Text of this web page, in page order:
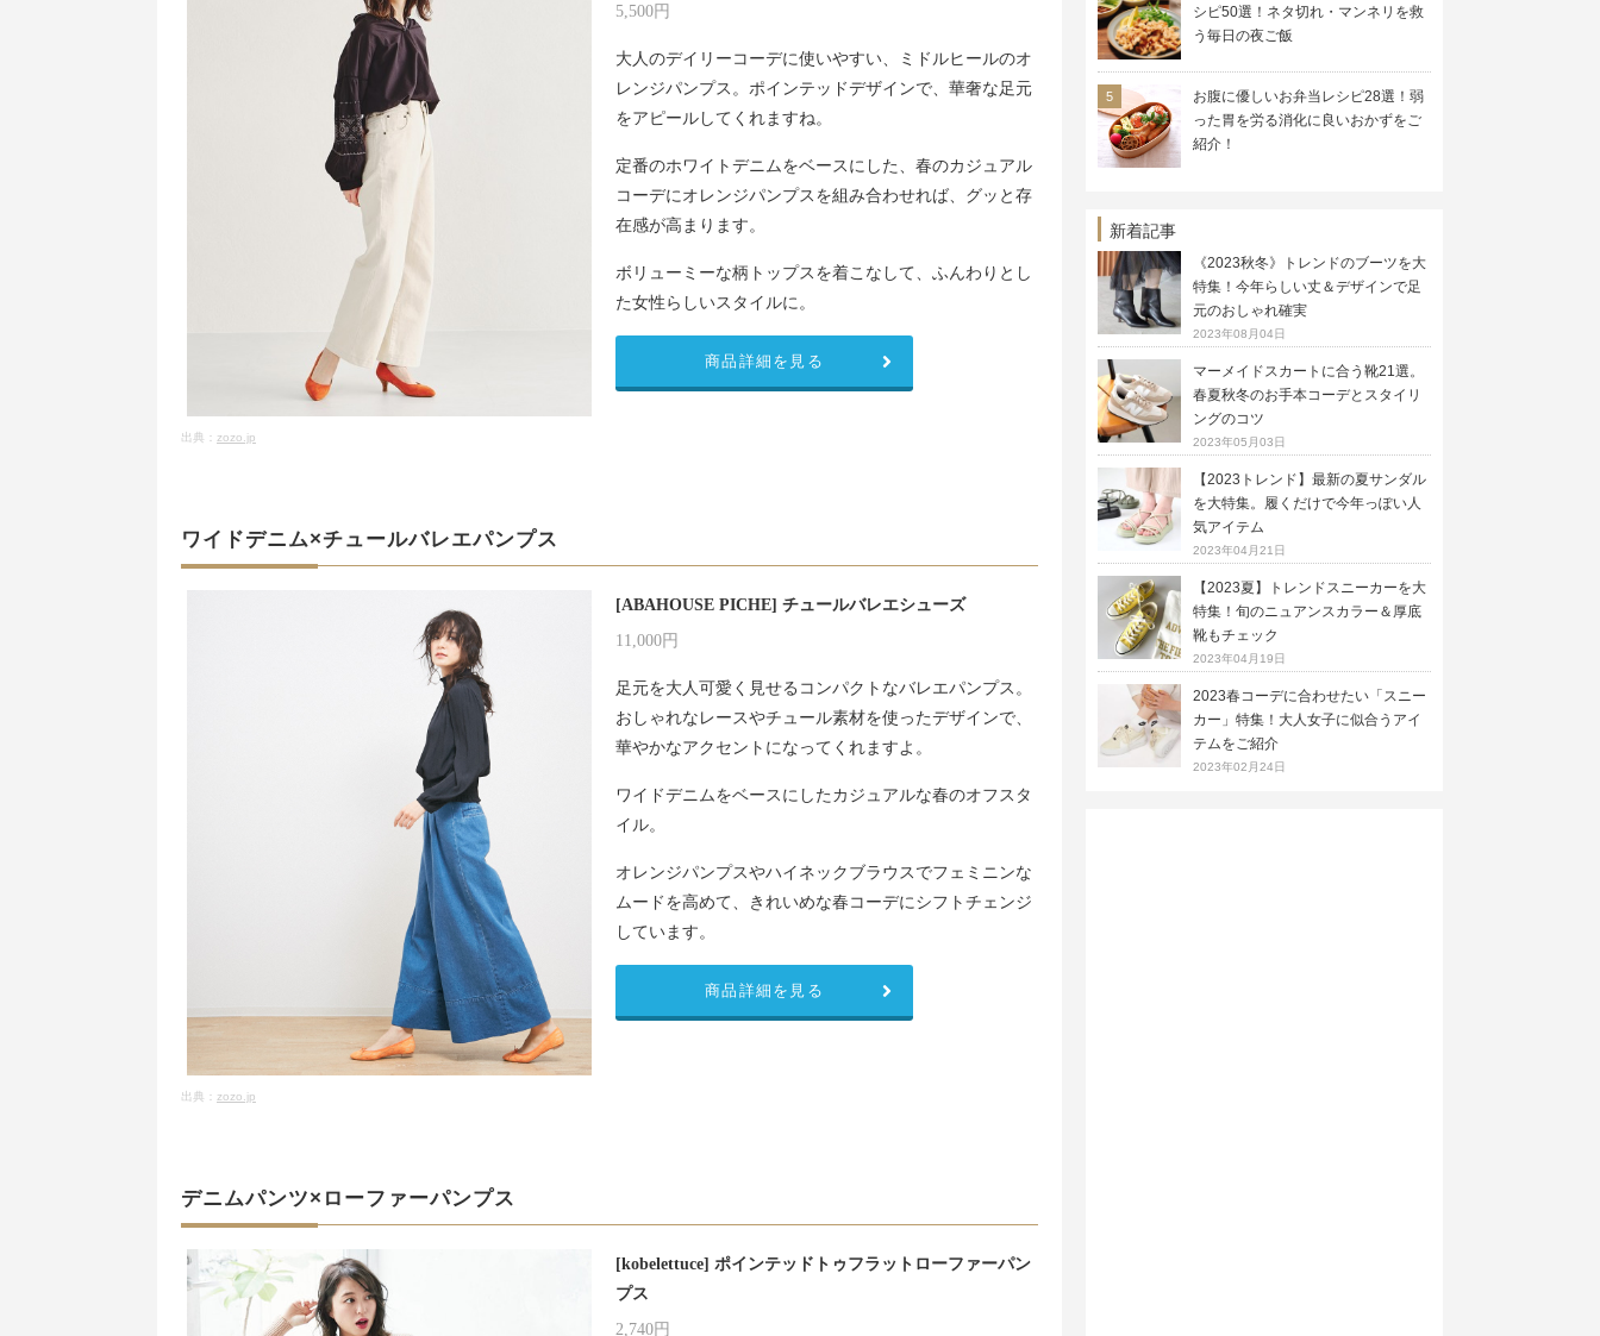
出典： zozo.jp
5,500円
大人のデイリーコーデに使いやすい、ミドルヒールのオ
レンジパンプス。ポインテッドデザインで、華奢な足元
をアピールしてくれますね。
定番のホワイトデニムをベースにした、春のカジュアル
コーデにオレンジパンプスを組み合わせれば、グッと存
在感が高まります。
ボリューミーな柄トップスを着こなして、ふんわりとし
た女性らしいスタイルに。
商品詳細を見る
ワイドデニム×チュールバレエパンプス
出典： zozo.jp
[ABAHOUSE PICHE] チュールバレエシューズ
11,000円
足元を大人可愛く見せるコンパクトなバレエパンプス。
おしゃれなレースやチュール素材を使ったデザインで、
華やかなアクセントになってくれますよ。
ワイドデニムをベースにしたカジュアルな春のオフスタ
イル。
オレンジパンプスやハイネックブラウスでフェミニンな
ムードを高めて、きれいめな春コーデにシフトチェンジ
しています。
商品詳細を見る
デニムパンツ×ローファーパンプス
[kobelettuce] ポインテッドトゥフラットローファーパン
プス
2,740円
シピ50選！ネタ切れ・マンネリを救
う毎日の夜ご飯
お腹に優しいお弁当レシピ28選！弱
った胃を労る消化に良いおかずをご
紹介！
新着記事
《2023秋冬》トレンドのブーツを大
特集！今年らしい丈＆デザインで足
元のおしゃれ確実
2023年08月04日
マーメイドスカートに合う靴21選。
春夏秋冬のお手本コーデとスタイリ
ングのコツ
2023年05月03日
【2023トレンド】最新の夏サンダル
を大特集。履くだけで今年っぽい人
気アイテム
2023年04月21日
【2023夏】トレンドスニーカーを大
特集！旬のニュアンスカラー＆厚底
靴もチェック
2023年04月19日
2023春コーデに合わせたい「スニー
カー」特集！大人女子に似合うアイ
テムをご紹介
2023年02月24日